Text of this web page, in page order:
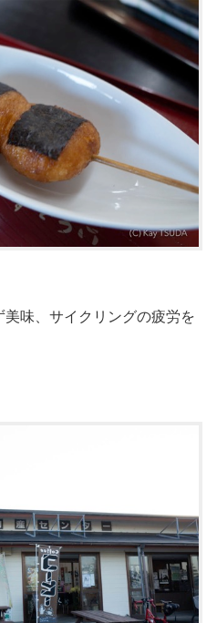
味、サイクリングの疲労を